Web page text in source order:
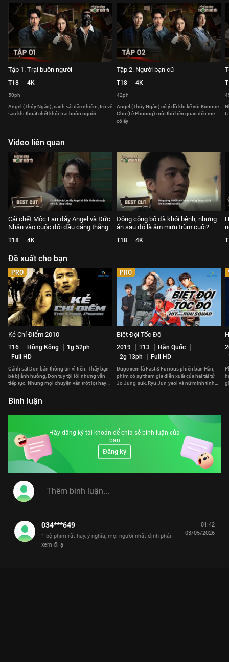
Tập 1. Trại buôn người
T18 4K
50ph
Angel (Thúy Ngân), cảnh sát đặc nhiệm, trở về
sau khi thoát chết khỏi trại buôn người.
Tập 2. Người bạn cũ
T18 4K
42ph
Angel (Thúy Ngân) có ý đồ khi kể với Kimmie
Chu (Lê Phương) một thứ liên quan đến mẹ
cô ấy
Video liên quan
Cái chết Mộc Lan đẩy Angel và Đức
Nhân vào cuộc đối đầu căng thẳng
T18 4K
Đông công bố đã khỏi bệnh, nhưng
ẩn sau đó là âm mưu trùm cuối?
T18 4K
Đề xuất cho bạn
PRO
Kẻ Chỉ Điểm 2010
T16 Hồng Kông
1g 52ph
Full HD
Cảnh sát Don bán thông tin vì tiền. Thấy bạn
bè bị ảnh hưởng, Don tuy tội lỗi nhưng vẫn
tiếp tục. Nhưng mọi chuyện vẫn trót lọt hay
PRO
Biệt Đội Tốc Độ
2019 T13
Hàn Quốc
2g 13ph
Full HD
Được xem là Fast & Furious phiên bản Hàn,
phim có sự tham gia diễn xuất của hai tài tử
Jo Jung-suk, Ryu Jun-yeol và nữ minh tinh
Bình luận
Hãy đăng ký tài khoản để chia sẻ bình luận của
bạn
Đăng ký
034***649
1 bộ phim rất hay, ý nghĩa, mọi người nhất định phải
xem đi ạ
01:42
03/05/2026